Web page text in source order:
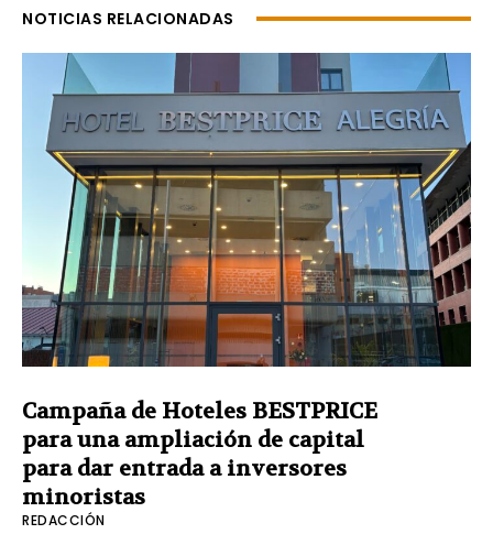
NOTICIAS RELACIONADAS
Campaña de Hoteles BESTPRICE
para una ampliación de capital
para dar entrada a inversores
minoristas
REDACCIÓN